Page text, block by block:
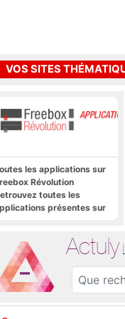
VOS SITES
les applications sur
Révolution
toutes les
présentes sur
Actuly